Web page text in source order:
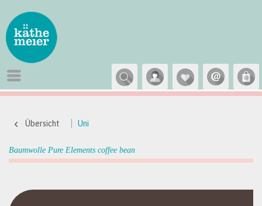
Übersicht Uni
Baumwolle Pure Elements coffee bean